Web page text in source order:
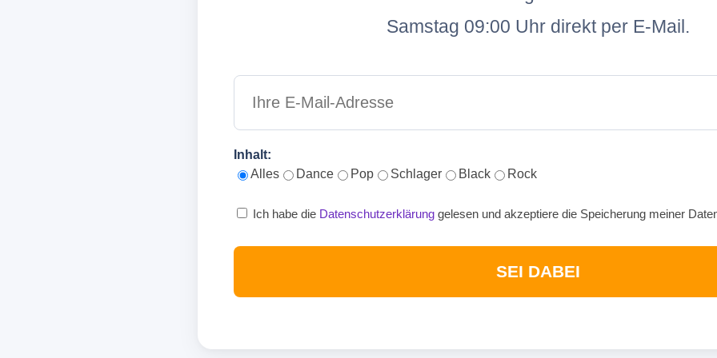
Samstag 09:00 Uhr direkt per E-Mail.
Inhalt:
Alles
Dance Pop Schlager Black Rock
Ich habe die Datenschutzerklärung gelesen und akzeptiere die Speicherung meiner
SEI DABEI